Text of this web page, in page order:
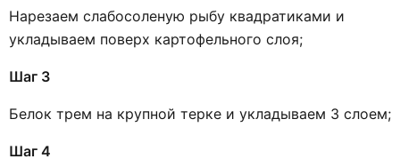
Нарезаем слабосоленую рыбу квадратиками и
укладываем поверх картофельного слоя;
Шаг 3
Белок трем на крупной терке и укладываем 3 слоем;
Шаг 4